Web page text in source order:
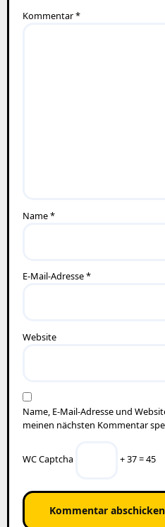
Kommentar*
Name*
E-Mail-Adresse*
Website
Name, E-Mail-Adresse und
meinen nächsten Kommentar
WC Captcha + 37 = 45